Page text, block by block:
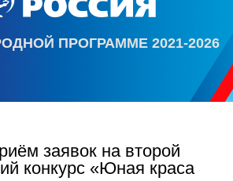
ПРОГРАММЕ 2021-2026
заявок на второй
конкурс «Юная краса